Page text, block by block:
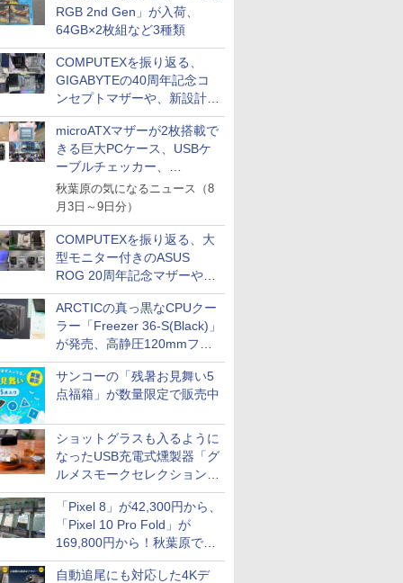
ド編その1)
RGB 2nd Gen」が入荷、
64GB×2枚組など3種類
COMPUTEXを振り返る、
GIGABYTEの40周年記念コ
ンセプトマザーや、新設計の
Ryzen向けマザーなど(マザ
ーボード編その2)
microATXマザーが2枚搭載で
きる巨大PCケース、USBケ
ーブルチェッカー、
Noctua×Pulsarコラボのファ
ン内蔵ゲーミングマウス、キ
到 ほか
秋葉原の気になるニュース（8
月3日～9日分）
COMPUTEXを振り返る、大
型モニター付きのASUS
ROG 20周年記念マザーや、
MAXSUNの白いB850搭載
Mini-ITXマザーなど(マザーボ
ード編その1)
ARCTICの真っ黒なCPUクー
ラー「Freezer 36-S(Black)」
が発売、高静圧120mmファ
ンを搭載
サンコーの「残暑お見舞い5
点福箱」が数量限定で販売中
ショットグラスも入るように
なったUSB充電式燻製器「グ
ルメスモークセレクション
2」がサンコーから
「Pixel 8」が42,300円から、
「Pixel 10 Pro Fold」が
169,800円から！秋葉原で中
古のPixelシリーズがお買い得
自動追尾にも対応した4Kデ